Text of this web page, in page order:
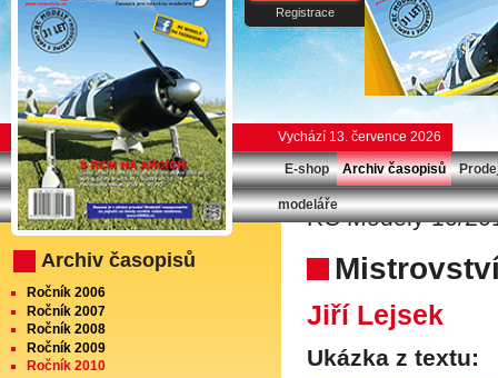
Registrace
Vychází 13. července 2026
Archiv časopisů
Ročník 2006
Ročník 2007
Ročník 2008
Ročník 2009
Ročník 2010
RC Modely 10/
Jiří Lejsek
Ukázka z textu:
E-shop Archiv časopisů
modeláře